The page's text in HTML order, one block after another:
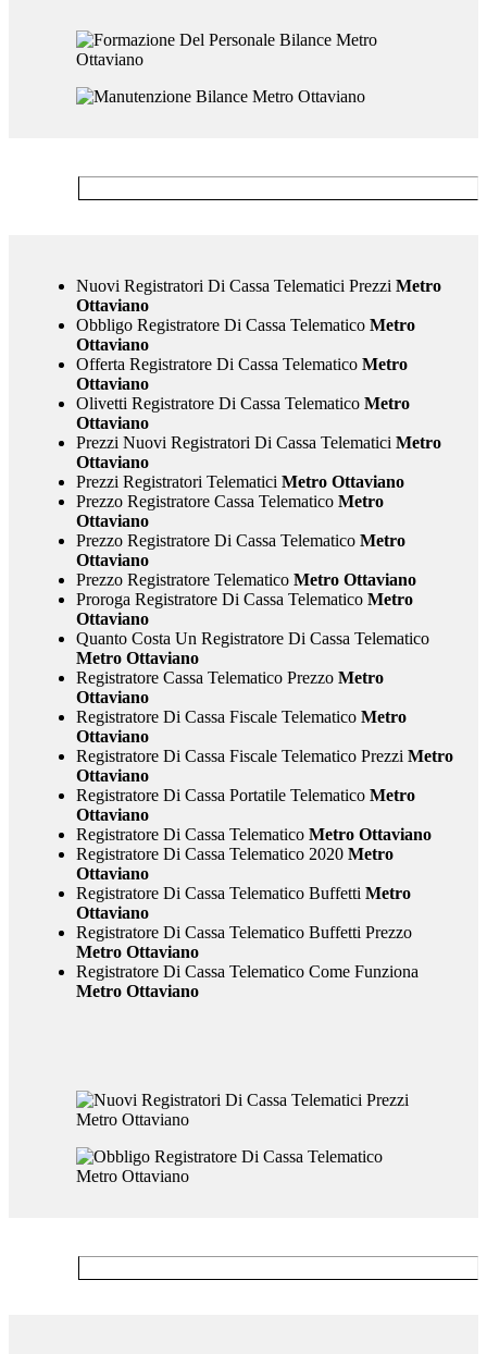
Nuovi Registratori Di Cassa Telematici Prezzi Metro
Ottaviano
Obbligo Registratore Di Cassa TelematicoMetro
Ottaviano
Offerta Registratore Di Cassa TelematicoMetro
Ottaviano
Olivetti Registratore Di Cassa TelematicoMetro
Ottaviano
Prezzi Nuovi Registratori Di Cassa Telematici Metro
Ottaviano
Prezzi Registratori Telematici Metro Ottaviano
Prezzo Registratore Cassa TelematicoMetro
Ottaviano
Prezzo Registratore Di Cassa TelematicoMetro
Ottaviano
Prezzo Registratore TelematicoMetro Ottaviano
Proroga Registratore Di Cassa TelematicoMetro
Ottaviano
Quanto Costa Un Registratore Di Cassa Telematico
Metro Ottaviano
Registratore Cassa Telematico PrezzoMetro
Ottaviano
Registratore Di Cassa Fiscale TelematicoMetro
Ottaviano
Registratore Di Cassa Fiscale Telematico Prezzi Metro
Ottaviano
Registratore Di Cassa Portatile TelematicoMetro
Ottaviano
Registratore Di Cassa TelematicoMetro Ottaviano
Registratore Di Cassa Telematico 2020Metro
Ottaviano
Registratore Di Cassa Telematico Buffetti Metro
Ottaviano
Registratore Di Cassa Telematico Buffetti Prezzo
Metro Ottaviano
Registratore Di Cassa Telematico Come Funziona
Metro Ottaviano